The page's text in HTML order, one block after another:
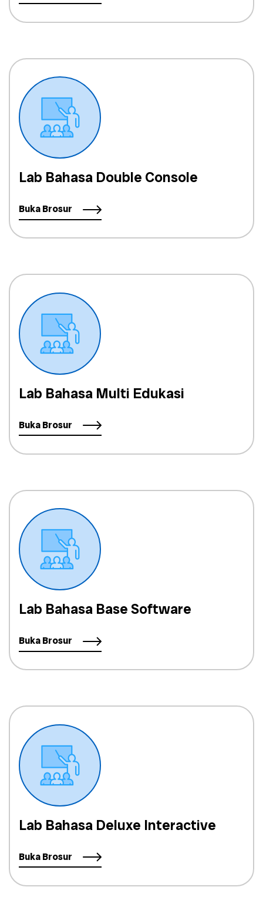
Lab Bahasa Double Console
Buka Brosur
Lab Bahasa Multi Edukasi
Buka Brosur
Lab Bahasa Base Software
Buka Brosur
Lab Bahasa Deluxe Interactive
Buka Brosur